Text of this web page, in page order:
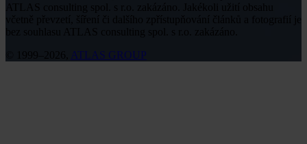
včetně převzetí, šíření či dalšího zpřístupňování článků a fotografií je
ATLAS GROUP